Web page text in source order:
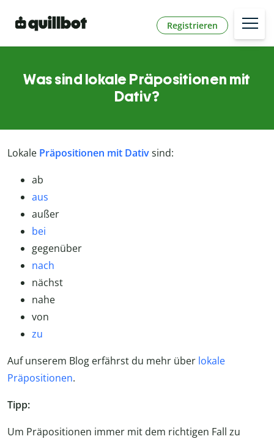
Registrieren
Was sind lokale Präpositionen mit
Dativ?
Lokale Präpositionen mit Dativsind:
ab
aus
außer
bei
gegenüber
nach
nächst
nahe
von
zu
Auf unserem Blog erfährst du mehr über lokale
Präpositionen.
Tipp:
Um Präpositionen immer mit dem richtigen Fall zu